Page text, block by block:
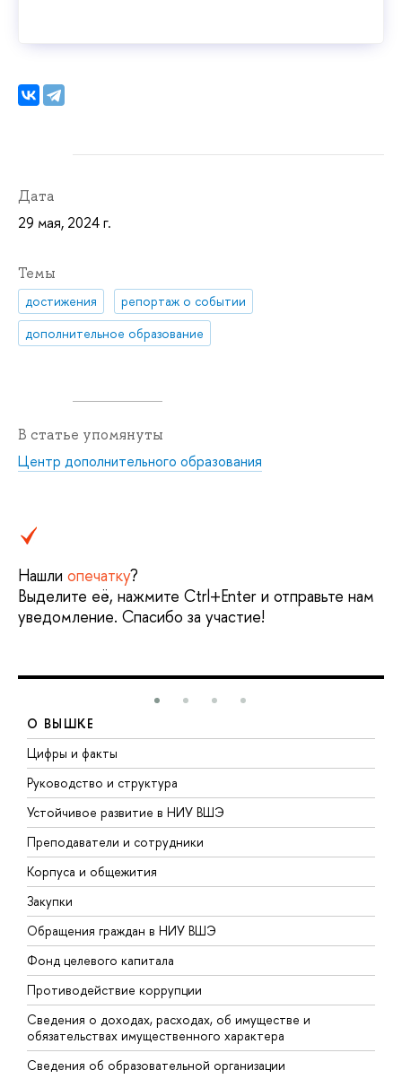
Дата
29 мая, 2024 г.
Темы
достижения
репортаж о событии
дополнительное образование
В статье упомянуты
Центр дополнительного образования
Нашли опечатку?
Выделите её, нажмите Ctrl+Enter и отправьте нам
уведомление. Спасибо за участие!
О ВЫШКЕ
Цифры и факты
Руководство и структура
Устойчивое развитие в НИУ ВШЭ
Преподаватели и сотрудники
Корпуса и общежития
Закупки
Обращения граждан в НИУ ВШЭ
Фонд целевого капитала
Противодействие коррупции
Сведения о доходах, расходах, об имуществе и
обязательствах имущественного характера
Сведения об образовательной организации